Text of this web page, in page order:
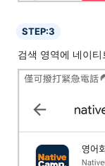
STEP:3
검색 영역에 네이